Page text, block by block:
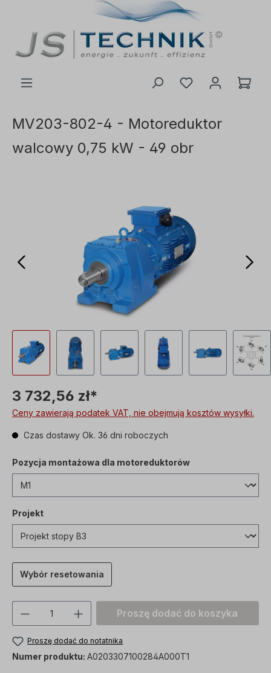
MV203-802-4 - Motoreduktor
walcowy 0,75 kW - 49 obr
3 732,56 zł*
Ceny zawierają podatek VAT, nie obejmują kosztów wysyłki.
Czas dostawy Ok. 36 dni roboczych
Pozycja montażowa dla motoreduktorów
Projekt
Wybór resetowania
Ilość produktu: Proszę wprowadzić
Proszę dodać do koszyka
Proszę dodać do notatnika
Numer produktu: A0203307100284A000T1